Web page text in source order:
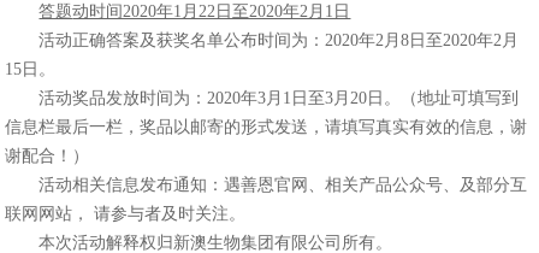
答题动时间2020年1月22日至2020年2月1日
活动正确答案及获奖名单公布时间为：2020年2月8日至2020年2月
15日。
活动奖品发放时间为：2020年3月1日至3月20日。（地址可填写到
信息栏最后一栏，奖品以邮寄的形式发送，请填写真实有效的信息，谢
谢配合！）
活动相关信息发布通知：遇善恩官网、相关产品公众号、及部分互
联网网站， 请参与者及时关注。
本次活动解释权归新澳生物集团有限公司所有。